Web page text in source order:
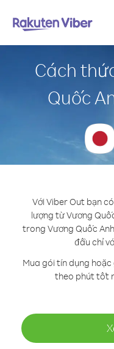
Cách
Quốc
Với Viber Out bạn
lượng từ Vương
trong Vương Quốc
đầu chỉ
Mua gói tín dụng
theo phút tốt